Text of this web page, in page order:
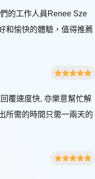
的工作人員Renee Sze
和愉快的體驗，值得推薦
覆速度快, 亦樂意幫忙解
所需的時間只需一兩天的